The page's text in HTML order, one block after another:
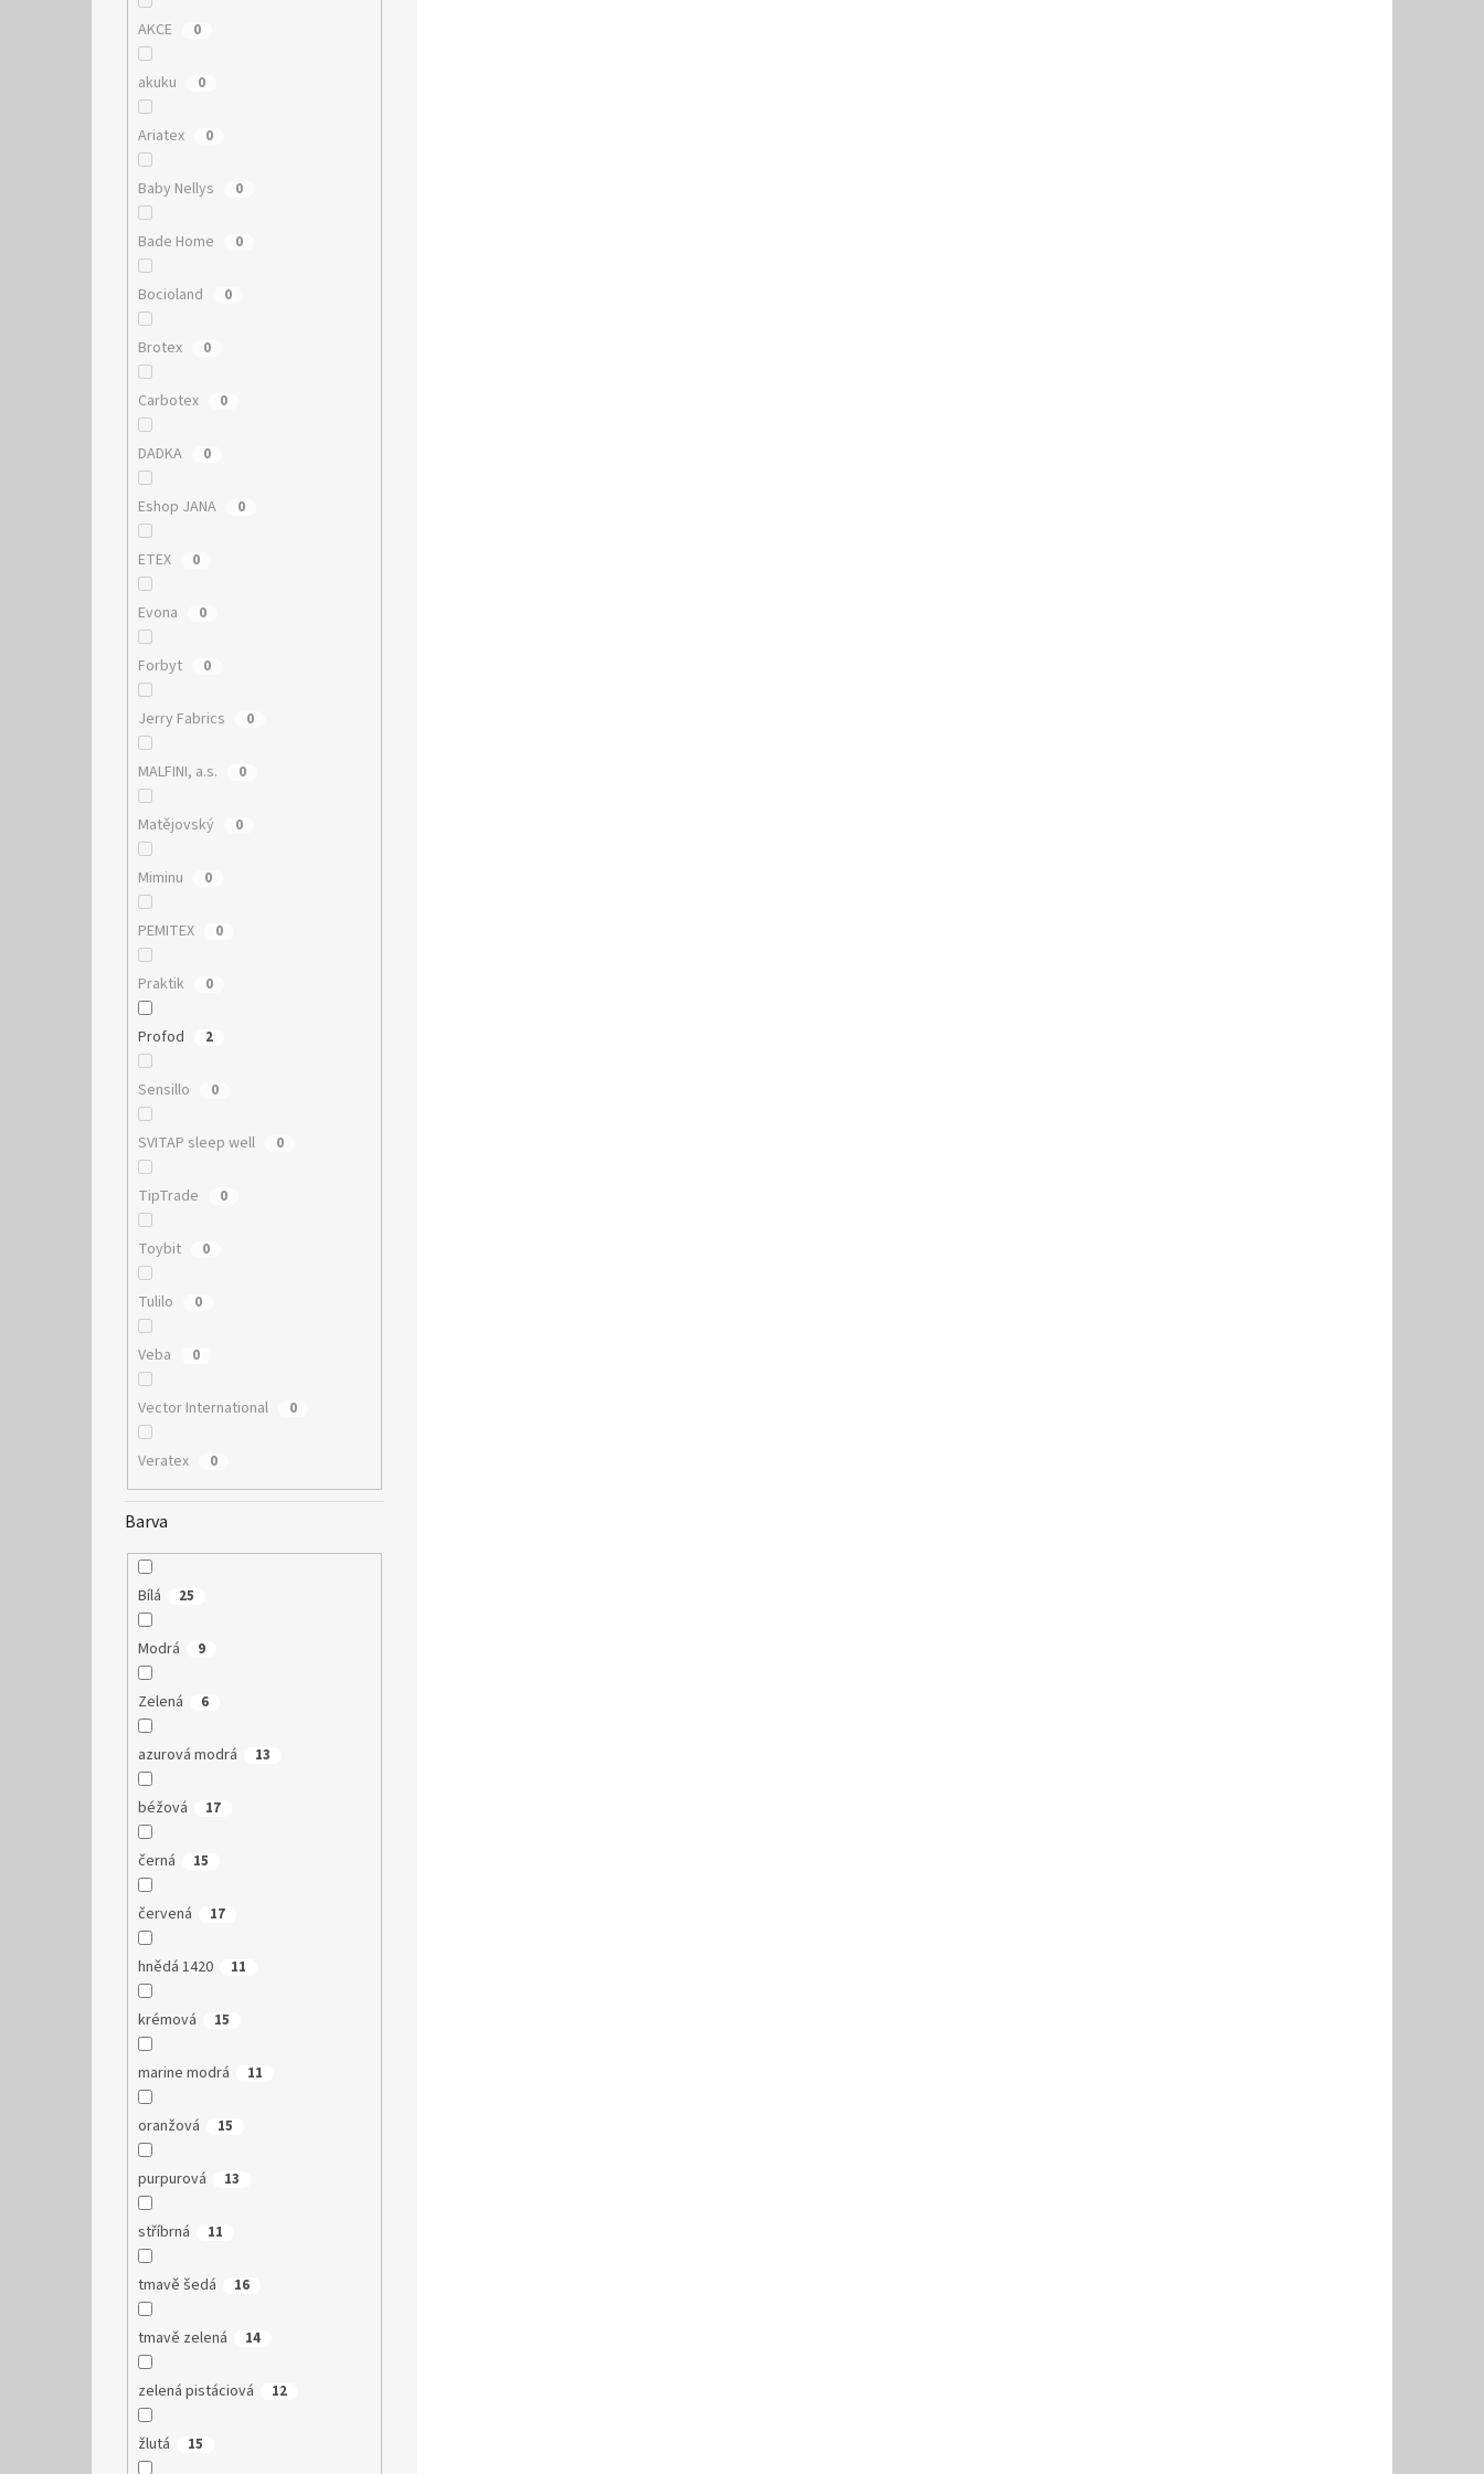
AKCE 0
akuku 0
Ariatex 0
Baby Nellys 0
Bade Home 0
Bocioland 0
Brotex 0
Carbotex 0
DADKA 0
Eshop JANA 0
ETEX 0
Evona 0
Forbyt 0
Jerry Fabrics 0
MALFINI, a.s. 0
Matějovský 0
Miminu 0
PEMITEX 0
Praktik 0
Profod 2
Sensillo 0
SVITAP sleep well 0
TipTrade 0
Toybit 0
Tulilo 0
Veba 0
Vector International 0
Veratex 0
Barva
Bílá 25
Modrá 9
Zelená 6
azurová modrá 13
béžová 17
černá 15
červená 17
hnědá 1420 11
krémová 15
marine modrá 11
oranžová 15
purpurová 13
stříbrná 11
tmavě šedá 16
tmavě zelená 14
zelená pistáciová 12
žlutá 15